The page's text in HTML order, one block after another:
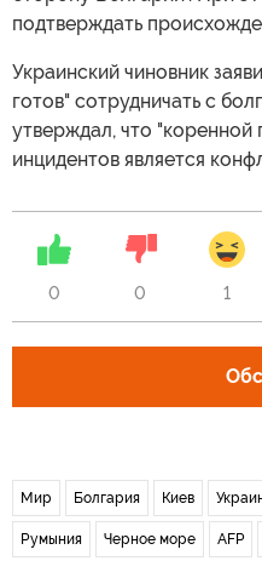
подтверждать
Украинский чиновник
готов" сотрудничать с
утверждал, что "коренной
инцидентов является
0 0 1
Мир Болгария Киев
Румыния Черное море AFP